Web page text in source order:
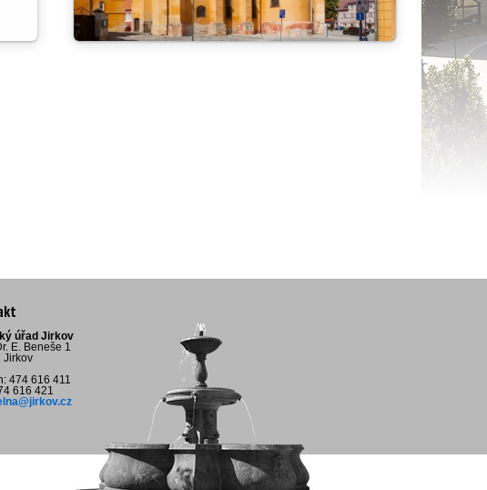
úřad Jirkov
E. Beneše 1
Jirkov
474 616 411
616 421